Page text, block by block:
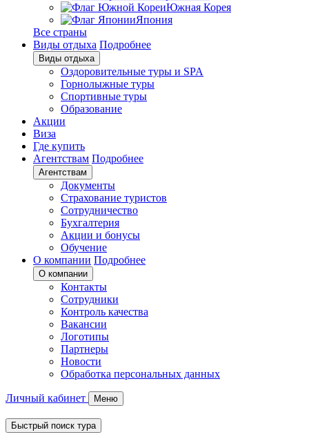
Южная Корея
Япония
Все страны
Виды отдыха Подробнее
Виды отдыха
Оздоровительные туры и SPA
Горнолыжные туры
Спортивные туры
Образование
Акции
Виза
Где купить
Агентствам Подробнее
Агентствам
Документы
Страхование туристов
Сотрудничество
Бухгалтерия
Акции и бонусы
Обучение
О компании Подробнее
О компании
Контакты
Сотрудники
Контроль качества
Вакансии
Логотипы
Партнеры
Новости
Обработка персональных данных
Личный кабинет Меню
Быстрый поиск тура